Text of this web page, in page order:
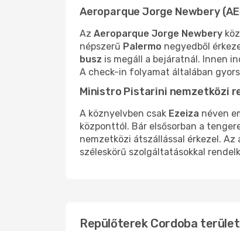
Aeroparque Jorge Newbery
Az Aeroparque Jorge Newbery
népszerű Palermo negyedből
busz is megáll a bejáratnál. Innen
A check-in folyamat általában
Ministro Pistarini nemzetközi
A köznyelvben csak Ezeiza néven
központtól. Bár elsősorban a
nemzetközi átszállással érkezel.
széleskörű szolgáltatásokkal
Repülőterek Cordoba